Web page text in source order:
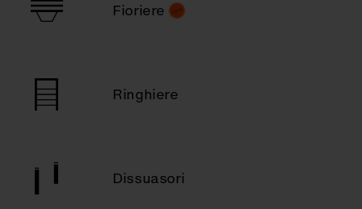
Fioriere
Ringhiere
Dissuasori